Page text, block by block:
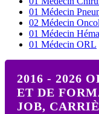
01 Médecin
02 Médecin
01 Médecin
01 Médecin ORL
2016 - 2026
ET DE
JOB,